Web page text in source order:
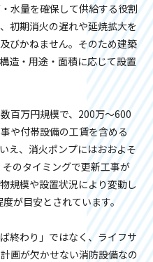
水量を確保して供給する役割
初期消火の遅れや延焼拡大を
びかねません。そのため建築
造・用途・面積に応じて設置
百万円規模で、200万～600
や付帯設備の工賃を含める
え、消火ポンプにはおおよそ
のタイミングで更新工事が
規模や設置状況により変動し
が目安とされています。
終わり」ではなく、ライフサ
画が欠かせない消防設備なの